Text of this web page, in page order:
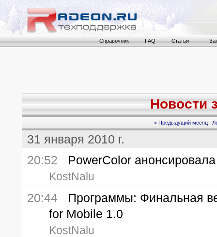
Справочник FAQ Статьи
Новости
< Предыдущий месяц |
31 января 2010 г.
20:52 PowerColor
KostNalu
20:44 Программы: Финальная
for Mobile 1.0
KostNalu